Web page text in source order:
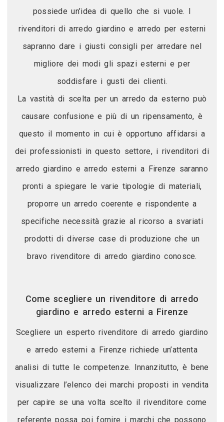
possiede un’idea di quello che si vuole. I
rivenditori di arredo giardino e arredo per esterni
sapranno dare i giusti consigli per arredare nel
migliore dei modi gli spazi esterni e per
soddisfare i gusti dei clienti.
La vastità di scelta per un arredo da esterno può
causare confusione e più di un ripensamento, è
questo il momento in cui è opportuno affidarsi a
dei professionisti in questo settore, i rivenditori di
arredo giardino e arredo esterni a Firenze saranno
pronti a spiegare le varie tipologie di materiali,
proporre un arredo coerente e rispondente a
specifiche necessità grazie al ricorso a svariati
prodotti di diverse case di produzione che un
bravo rivenditore di arredo giardino conosce.
Come scegliere un rivenditore di arredo
giardino e arredo esterni a Firenze
Scegliere un esperto rivenditore di arredo giardino
e arredo esterni a Firenze richiede un’attenta
analisi di tutte le competenze. Innanzitutto, è bene
visualizzare l’elenco dei marchi proposti in vendita
per capire se una volta scelto il rivenditore come
referente possa poi fornire i marchi che possono